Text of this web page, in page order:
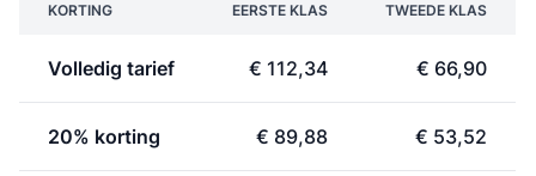
KORTING EERSTE KLAS TWEEDE KLAS
Volledig tarief € 112,34 € 66,90
20% korting € 89,88 € 53,52